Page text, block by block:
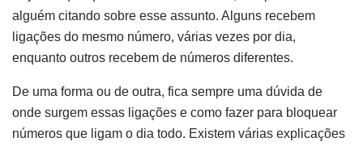
alguém citando sobre esse assunto. Alguns recebem
ligações do mesmo número, várias vezes por dia,
enquanto outros recebem de números diferentes.
De uma forma ou de outra, fica sempre uma dúvida de
onde surgem essas ligações e como fazer para bloquear
números que ligam o dia todo. Existem várias explicações